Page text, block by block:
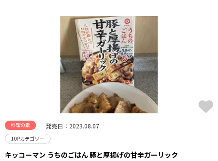
料理の素 発売日：2023.08.07
10Pカテゴリー
キッコーマン うちのごはん 豚と厚揚げの甘辛ガーリック